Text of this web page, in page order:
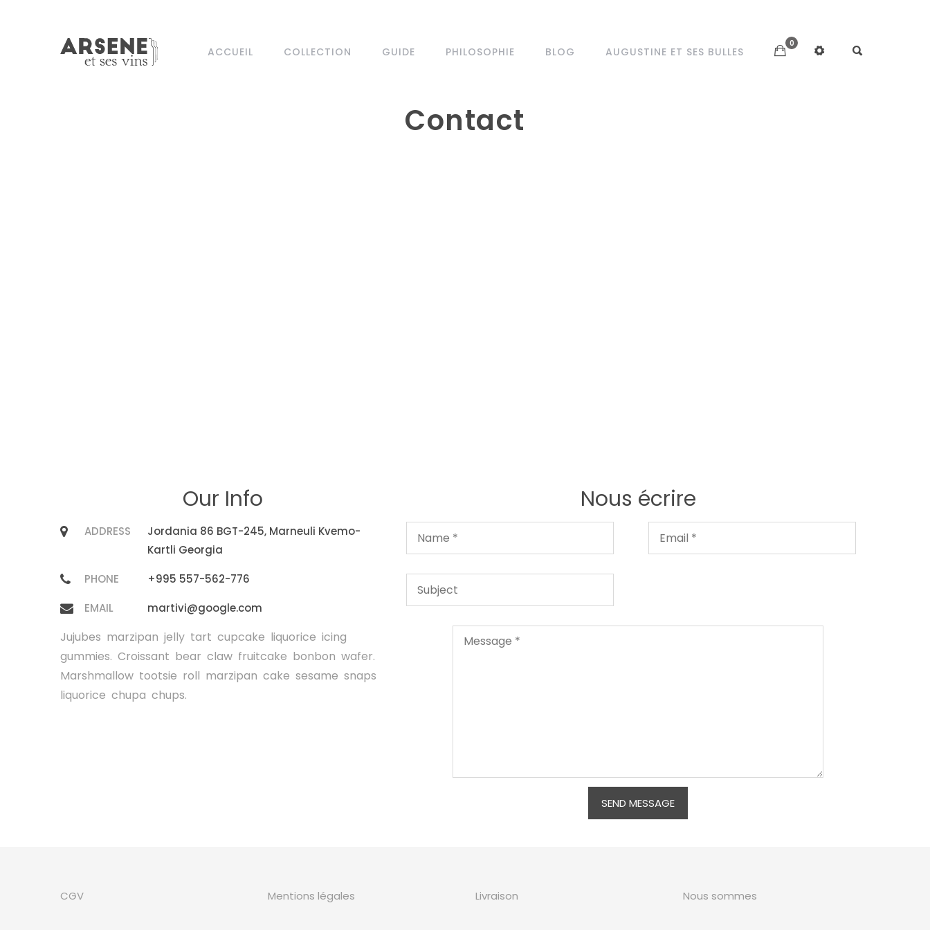
ACCUEIL COLLECTION GUIDE PHILOSOPHIE BLOG AUGUSTINE ET SES BULLES
0
Contact
Our Info
ADDRESS
Jordania 86 BGT-245, Marneuli Kvemo-
Kartli Georgia
PHONE
+995 557-562-776
EMAIL
martivi@google.com
Jujubes marzipan jelly tart cupcake liquorice icing
gummies. Croissant bear claw fruitcake bonbon wafer.
Marshmallow tootsie roll marzipan cake sesame snaps
liquorice chupa chups.
Nous écrire
CGV Mentions légales Livraison Nous sommes